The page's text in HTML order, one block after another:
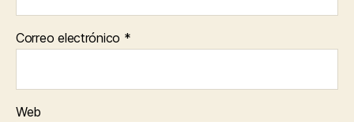
Correo electrónico *
Web